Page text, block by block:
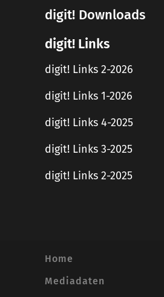
digit! Downloads
digit! Links
digit! Links 2-2026
digit! Links 1-2026
digit! Links 4-2025
digit! Links 3-2025
digit! Links 2-2025
Home
Mediadaten